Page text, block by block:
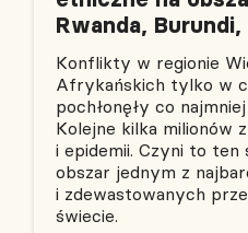
Rwanda, Burundi,
Konflikty w regionie
Afrykańskich tylko w
pochłonęły co
Kolejne kilka milionów
i epidemii. Czyni to ten
obszar jednym z
i zdewastowanych
świecie.